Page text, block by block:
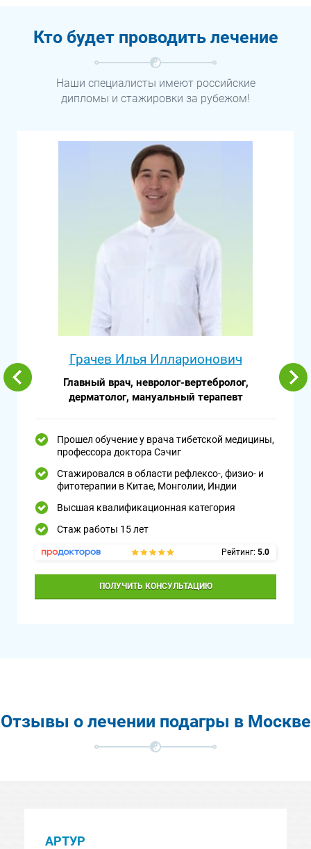
Кто будет проводить лечение
Наши специалисты имеют российские
дипломы и стажировки за рубежом!
Грачев Илья Илларионович
Главный врач, невролог-вертебролог,
дерматолог, мануальный терапевт
Прошел обучение у врача тибетской медицины,
профессора доктора Сэчиг
Стажировался в области рефлексо-, физио- и
фитотерапии в Китае, Монголии, Индии
Высшая квалификационная категория
Стаж работы 15 лет
Рейтинг: 5.0
ПОЛУЧИТЬ КОНСУЛЬТАЦИЮ
Отзывы о лечении подагры в Москве
АРТУР